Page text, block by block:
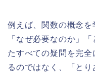
例えば、関数の概念を
「なぜ必要なのか」
たすべての疑問を完
るのではなく、「と